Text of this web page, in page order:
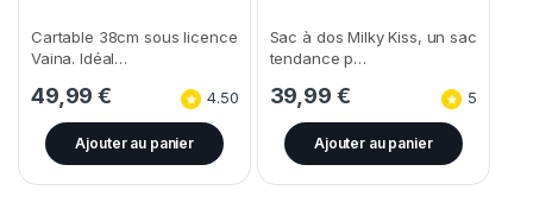
Cartable 38cm sous licence
Vaina. Idéal…
49,99€ 4.50
Ajouter au panier
Sac à dos Milky Kiss, un sac
tendance p…
39,99 € 5
Ajouter au panier